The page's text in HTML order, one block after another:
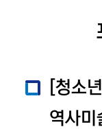
[청소
역사미